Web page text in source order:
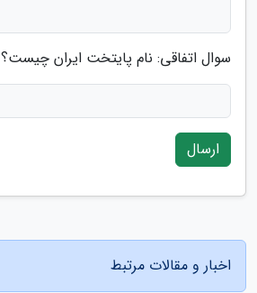
سوال اتفاقی: نام پایتخت ایران چیست؟
ارسال
اخبار و مقالات مرتبط